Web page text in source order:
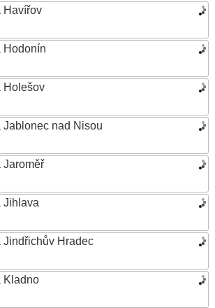
Havířov
Hodonín
Holešov
Jablonec nad Nisou
Jaroměř
Jihlava
Jindřichův Hradec
Kladno